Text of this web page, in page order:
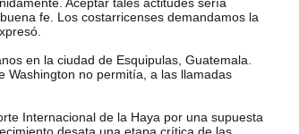
fe. Los costarricenses demandamos la
en la ciudad de Esquipulas, Guatemala.
Washington no permitía, a las llamadas
Internacional de la Haya por una supuesta